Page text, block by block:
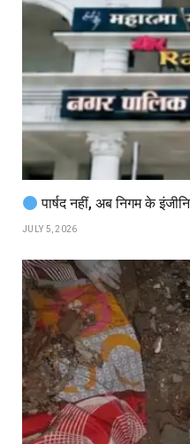
पार्षद नहीं, अब निगम के
JULY 5, 2026